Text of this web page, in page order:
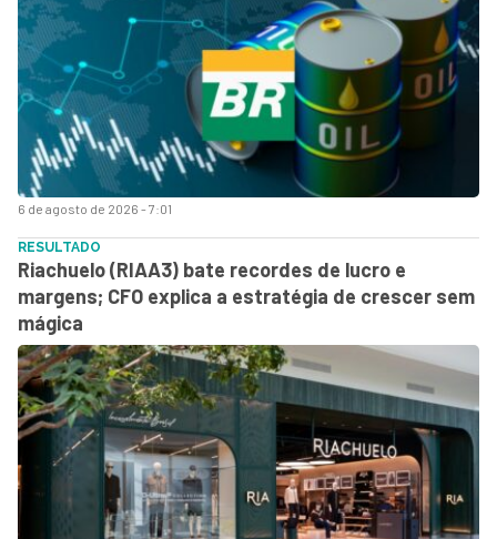
6 de agosto de 2026 - 7:01
RESULTADO
Riachuelo (RIAA3) bate recordes de lucro e
margens; CFO explica a estratégia de crescer sem
mágica